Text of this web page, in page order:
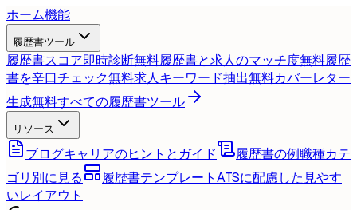
ホーム機能
履歴書ツール
履歴書スコア即時診断無料履歴書と求人のマッチ度無料履歴
書を辛口チェック無料求人キーワード抽出無料カバーレター
生成無料すべての履歴書ツール
リソース
ブログキャリアのヒントとガイド 履歴書の例職種カテ
ゴリ別に見る
履歴書テンプレートATSに配慮した見やす
いレイアウト